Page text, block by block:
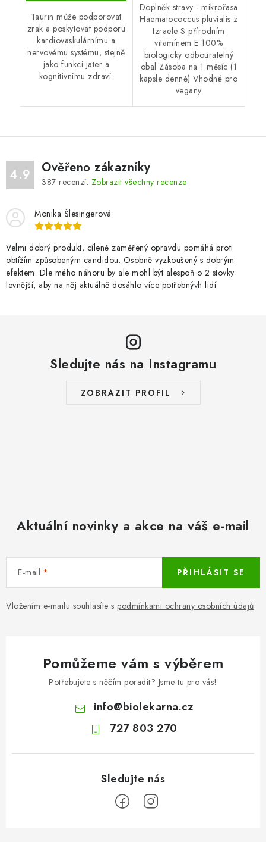
Taurin může podporovat
zrak a poskytovat podporu
kardiovaskulárnímu a
nervovému systému, stejně
jako funkci jater a
kognitivnímu zdraví.
Doplněk stravy - mikrořasa
Haematococcus pluvialis z
Izraele S přírodním
vitamínem E 100%
biologicky odbouratelný
obal Zásoba na 1 měsíc (1
kapsle denně) Vhodné pro
vegany
4.9 Ověřeno zákazníky
387 recenzí. Zobrazit všechny recenze
Monika Šlesingerová
Velmi dobrý produkt, cíleně zaměřený opravdu pomáhá proti
obtížím způsobeným candidou. Osobně vyzkoušený s dobrým
efektem. Dle mého náhoru by ale mohl být alespoň o 2 stovky
levnější, aby na něj aktuálně dosáhlo více potřebnývh lidí
Sledujte nás na Instagramu
ZOBRAZIT PROFIL
Aktuální novinky a akce na váš e-mail
E-mail
Vložením e-mailu souhlasíte s podmínkami ochrany osobních údajů
PŘIHLÁSIT SE
Pomůžeme vám s výběrem
Potřebujete s něčím poradit? Jsme tu pro vás!
info@biolekarna.cz
727 803 270